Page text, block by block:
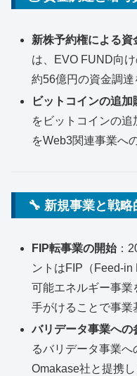
新株予約権による資
は、EVO FUND向
約56億円の資金調達
ビットコインの追加
をビットコインの
をWeb3関連事業へ
🔧 新規事業と戦略
FIP転事業の開始：
ントはFIP（Feed-
可能エネルギー事業
手がけることで事業
バリデータ事業への
るバリデータ事業
Omakase社と提携し